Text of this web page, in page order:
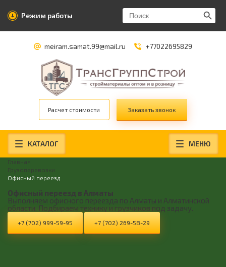
Режим работы
Search
for:
Search
meiram.samat.99@mail.ru +77022695829
Расчет стоимости Заказать звонок
КАТАЛОГ МЕНЮ
Главная
Грузоперевозки
Офисный переезд
Офисный переезд в Алматы
Выполняем офисного переезда по Алматы и Алматинской
области. Подбираем технику и грузчиков под задачу.
+7 (702) 999-59-95 +7 (702) 269-58-29